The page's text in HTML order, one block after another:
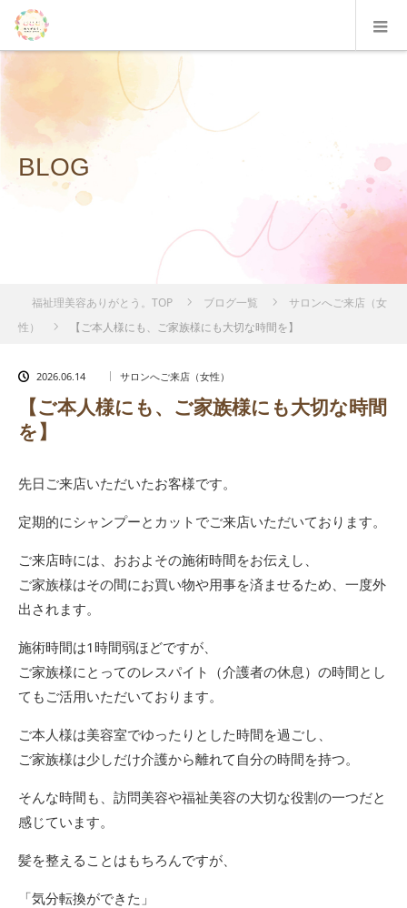
BLOG
福祉理美容ありがとう。TOP ブログ一覧
サロンへご来店（女
性）
【ご本人様にも、ご家族様にも大切な時間を】
2026.06.14 サロンへご来店（女性）
【ご本人様にも、ご家族様にも大切な時間
を】
先日ご来店いただいたお客様です。
定期的にシャンプーとカットでご来店いただいております。
ご来店時には、おおよその施術時間をお伝えし、
ご家族様はその間にお買い物や用事を済ませるため、一度外
出されます。
施術時間は1時間弱ほどですが、
ご家族様にとってのレスパイト（介護者の休息）の時間とし
てもご活用いただいております。
ご本人様は美容室でゆったりとした時間を過ごし、
ご家族様は少しだけ介護から離れて自分の時間を持つ。
そんな時間も、訪問美容や福祉美容の大切な役割の一つだと
感じています。
髪を整えることはもちろんですが、
「気分転換ができた」